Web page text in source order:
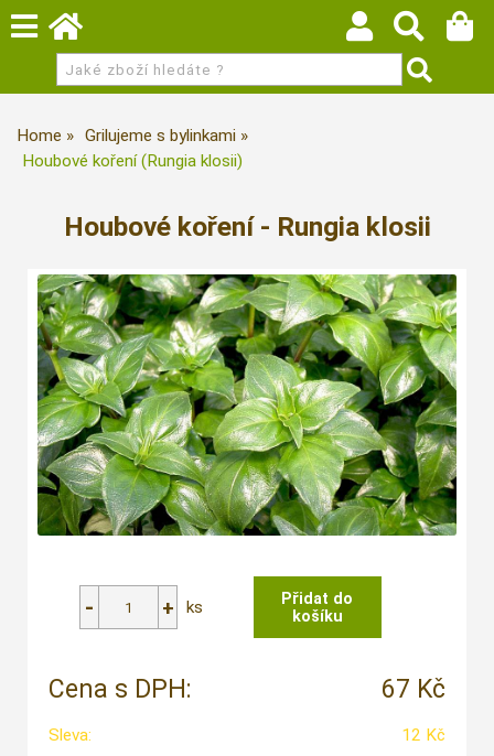
Home
Grilujeme s bylinkami
Houbové koření (Rungia klosii)
Houbové koření - Rungia klosii
ks
Cena s DPH: 67 Kč
Sleva:
12 Kč